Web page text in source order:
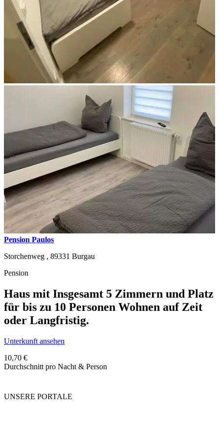
Pension Paulos
Storchenweg , 89331 Burgau
Pension
Haus mit Insgesamt 5 Zimmern und Platz
für bis zu 10 Personen Wohnen auf Zeit
oder Langfristig.
Unterkunft ansehen
10,70 €
Durchschnitt pro Nacht & Person
UNSERE PORTALE